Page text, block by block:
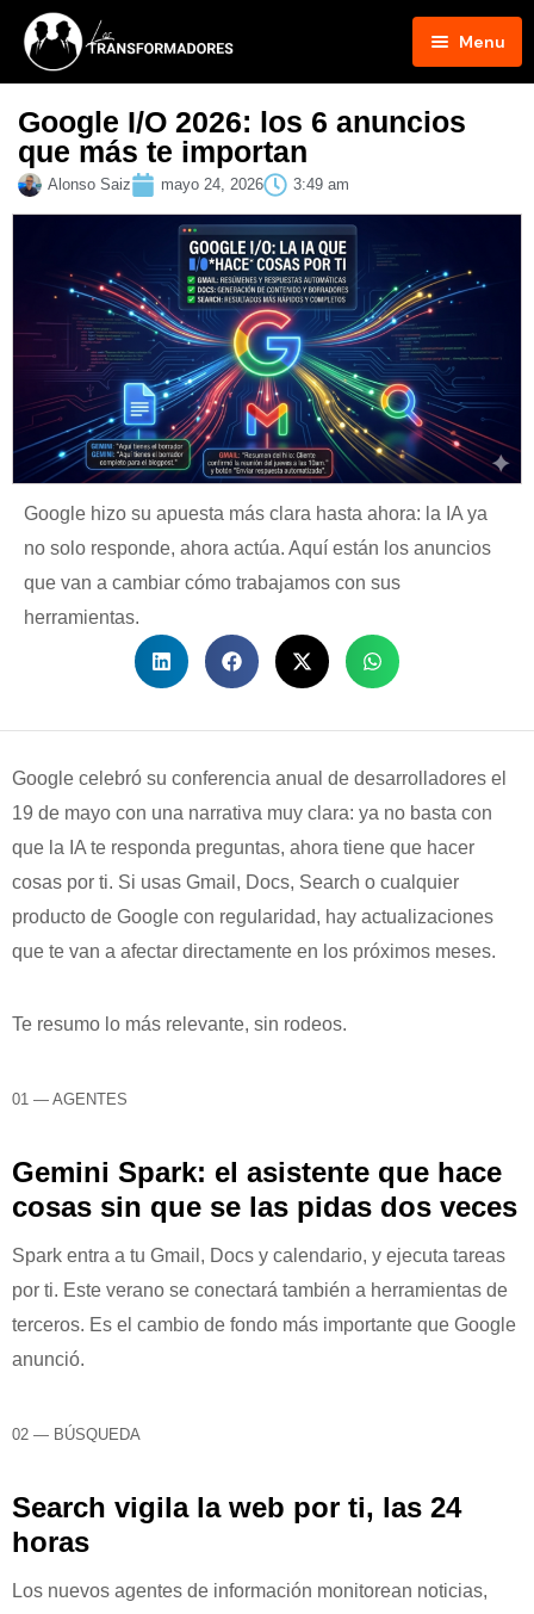
Menu
Podcast
Hosts
Contacto
Google I/O 2026: los 6 anuncios
que más te importan
Alonso Saiz mayo 24, 2026 3:49 am
Google hizo su apuesta más clara hasta ahora: la IA ya
no solo responde, ahora actúa. Aquí están los anuncios
que van a cambiar cómo trabajamos con sus
herramientas.
Google celebró su conferencia anual de desarrolladores el
19 de mayo con una narrativa muy clara: ya no basta con
que la IA te responda preguntas, ahora tiene que hacer
cosas por ti. Si usas Gmail, Docs, Search o cualquier
producto de Google con regularidad, hay actualizaciones
que te van a afectar directamente en los próximos meses.
Te resumo lo más relevante, sin rodeos.
01 — AGENTES
Gemini Spark: el asistente que hace
cosas sin que se las pidas dos veces
Spark entra a tu Gmail, Docs y calendario, y ejecuta tareas
por ti. Este verano se conectará también a herramientas de
terceros. Es el cambio de fondo más importante que Google
anunció.
02 — BÚSQUEDA
Search vigila la web por ti, las 24
horas
Los nuevos agentes de información monitorean noticias,